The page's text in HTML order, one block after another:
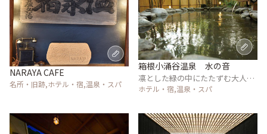
NARAYA CAFE
名所・旧跡,ホテル・宿,温泉・スパ
箱根小涌谷温泉 水の音
凛とした緑の中にたたずむ大人の
隠れ宿
ホテル・宿,温泉・スパ